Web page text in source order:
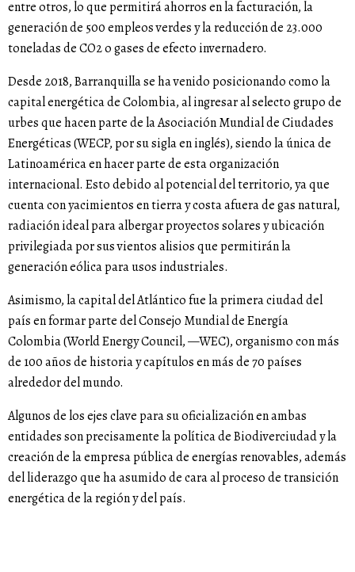
entre otros, lo que permitirá ahorros en la facturación, la
generación de 500 empleos verdes y la reducción de 23.000
toneladas de CO2 o gases de efecto invernadero.
Desde 2018, Barranquilla se ha venido posicionando como la
capital energética de Colombia, al ingresar al selecto grupo de
urbes que hacen parte de laAsociación Mundial de Ciudades
Energéticas(WECP, por su sigla en inglés), siendo la única de
Latinoamérica en hacer parte de esta organización
internacional. Esto debido al potencial del territorio, ya que
cuenta con yacimientos en tierra y costa afuera de gas natural,
radiación ideal para albergar proyectos solares y ubicación
privilegiada por sus vientos alisios que permitirán la
generación eólica para usos industriales.
Asimismo, la capital del Atlántico fue la primera ciudad del
país en formar parte delConsejo Mundial de Energía
Colombia(World Energy Council, —WEC), organismo con más
de 100 años de historia y capítulos en más de 70 países
alrededor del mundo.
Algunos de los ejes clave para su oficialización en ambas
entidades son precisamente la política de Biodiverciudad y la
creación de la empresa pública de energías renovables, además
del liderazgo que ha asumido de cara al proceso de transición
energética de la región y del país.